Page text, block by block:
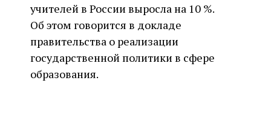
учителей в России выросла на 10 %.
Об этом говорится в докладе
правительства о реализации
государственной политики в сфере
образования.